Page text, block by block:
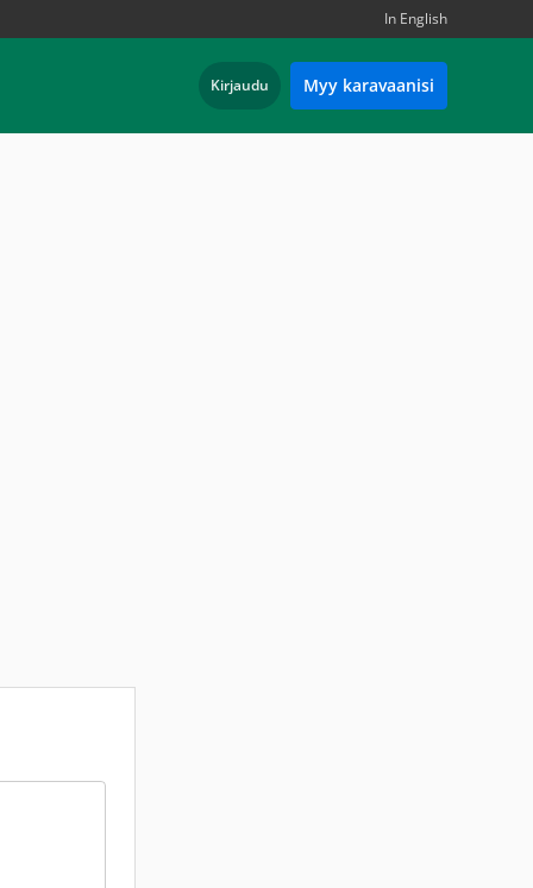
In English
Kirjaudu Myy karavaanisi